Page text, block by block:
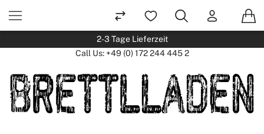
2-3 Tage Lieferzeit
Call Us: +49 (0) 172 244 445 2